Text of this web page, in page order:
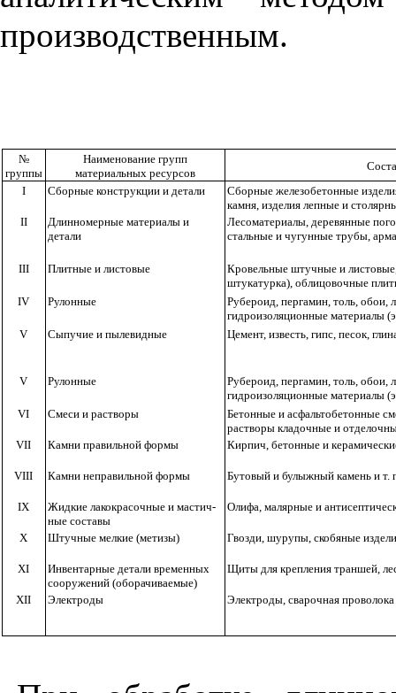
производственным.
№
группы
Наименование групп
материальных ресурсов
I
Сборные конструкциии детали
Сборные железобетонные
камня, изделия лепные и
II
Длинномерные материалы и
детали
Лесоматериалы, деревянные
стальные и чугунные трубы,
III Плитные и листовые Кровельные штучные и
штукатурка), облицовочные
IV Рулонные
Рубероид, пергамин, толь, обои,
гидроизоляционные материалы
V
Сыпучие и пылевидные Цемент, известь, гипс, песок,
V Рулонные
Рубероид, пергамин, толь, обои,
гидроизоляционные материалы
VI
Смеси и растворы
Бетонные и асфальтобетонные
растворы кладочные и
VII
Камни правильной формы Кирпич, бетонные и
VIII Камни неправильной формы Бутовый и булыжный камень и т.
IX
Жидкие лакокра­сочные и мастич­
ные составы
Олифа, малярные и
Х Штучные мелкие(метизы) Гвозди, шурупы, скобяные
XI
Инвентарные детали временных
сооружений (оборачиваемые)
Щиты для крепления траншей,
XII Электроды Электроды, сварочная проволока